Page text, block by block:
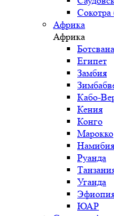
Африка
Африка
Ботсвана
Египет
Замбия
Кабо-
Кения
Конго
Марокко
Намибия
Руанда
Уганда
ЮАР